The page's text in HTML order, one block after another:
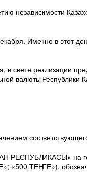
независимости
Именно в этот
свете реализации
валюты Республики
РЕСПУБЛИКАСЫ»
«500 ТЕҢГЕ»),